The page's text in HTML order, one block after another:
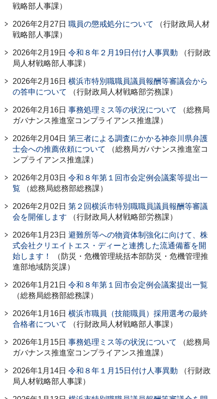
戦略部人事課）
2026年2月27日 職員の懲戒処分について
（行財政局人材
戦略部人事課）
2026年2月19日 令和８年２月19日付け人事異動 （行財政
局人材戦略部人事課）
2026年2月16日 横浜市特別職職員議員報酬等審議会から
の答申について
（行財政局人材戦略部労務課）
2026年2月16日 事務処理ミス等の状況について
（総務局
ガバナンス推進室コンプライアンス推進課）
2026年2月04日 第三者による調査にかかる神奈川県弁護
士会への推薦依頼について
（総務局ガバナンス推進室コ
ンプライアンス推進課）
2026年2月03日 令和８年第１回市会定例会議案等提出一
覧 （総務局総務部総務課）
2026年2月02日 第２回横浜市特別職職員議員報酬等審議
会を開催します （行財政局人材戦略部労務課）
2026年1月23日 避難所等への物資体制強化に向けて、株
式会社クリエイトエス・ディーと連携した流通備蓄を開
始します！
（防災・危機管理統括本部防災・危機管理推
進部地域防災課）
2026年1月21日 令和８年第１回市会定例会議案提出一覧
（総務局総務部総務課）
2026年1月16日 横浜市職員（技能職員）採用選考の最終
合格者について
（行財政局人材戦略部人事課）
2026年1月15日 事務処理ミス等の状況について
（総務局
ガバナンス推進室コンプライアンス推進課）
2026年1月14日 令和８年１月15日付け人事異動 （行財政
局人材戦略部人事課）